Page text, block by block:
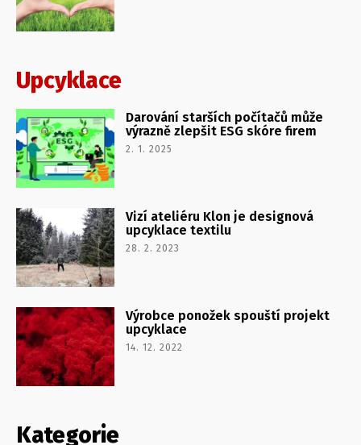
Upcyklace
Darování starších počítačů může
výrazně zlepšit ESG skóre firem
2. 1. 2025
Vizí ateliéru Klon je designová
upcyklace textilu
28. 2. 2023
Výrobce ponožek spouští projekt
upcyklace
14. 12. 2022
Kategorie